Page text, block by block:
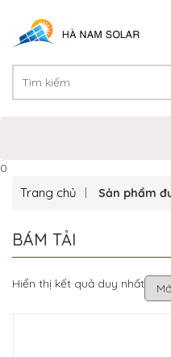
0
Trang chủ Sản phẩm
BÁM TẢI
Hiển thị kết quả duy nhất